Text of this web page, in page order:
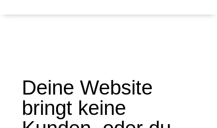
Deine Website
bringt keine